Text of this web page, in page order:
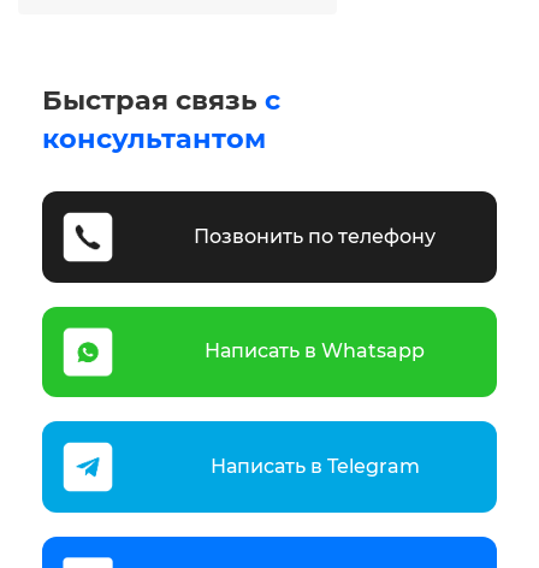
Быстрая связь с
консультантом
Позвонить по телефону
Написать в Whatsapp
Написать в Telegram